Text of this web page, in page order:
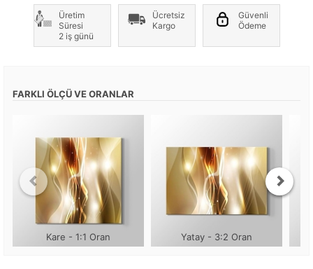
Üretim
Süresi
2 iş günü
Ücretsiz
Kargo
Güvenli
Ödeme
FARKLI ÖLÇÜ VE ORANLAR
Kare - 1:1 Oran Yatay - 3:2 Oran